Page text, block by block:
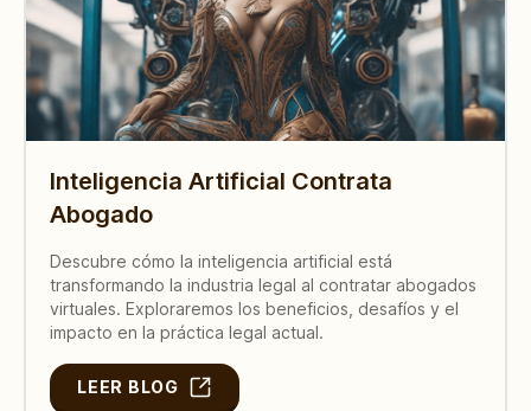
Inteligencia Artificial Contrata
Abogado
Descubre cómo la inteligencia artificial está
transformando la industria legal al contratar abogados
virtuales. Exploraremos los beneficios, desafíos y el
impacto en la práctica legal actual.
LEER BLOG